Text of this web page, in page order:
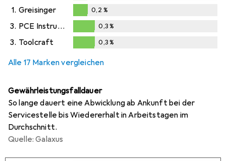
0,2%
1. Greisinger
0,2%
0,2 %
3. PCE Instruments
0,3%
0,3%
3. Toolcraft 0,3%
Alle 17 Marken vergleichen
Gewährleistungsfalldauer
So lange dauert eine Abwicklung ab Ankunft bei der
Servicestelle bis Wiedererhalt in Arbeitstagen im
Durchschnitt.
Quelle: Galaxus